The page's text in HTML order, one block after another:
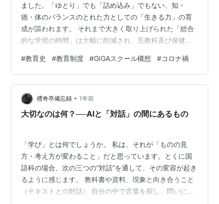
ました。「ゆとり」でも「詰め込み」でもない、知・
徳・体のバランスのとれた力としての「生きる力」の育
成が謳われます。 それまで大きく取り上げられた「総合
的な学習の時間」は大幅に削減され、五教科及び保健体
修となり（小学校）、「特別の教科」としての「道徳」
が登場します。 この中で、教員に対する信頼を取り戻す
ために、政策的にも教員の管理・評価が強化されるよう
になりました。具体的には、教員免許更新制（これは教
員の負担増等の理由により後に廃止になりました）や、
#教育史 #教育制度 #GIGAスクール構想 #コロナ禍
禮奇亭備忘録 • 1年前
大切なのは何？──AIと「対話」の間にあるもの
「学び」とは何でしょうか。 私は、それが「ものの見
方・考え方が変わること」だと思っています。とくに国
語科の場合、次の三つの“対話”を通して、その変容が起き
るように感じます。 教科書や資料、現象と向き合うこと
（テキストとの対話） 自分の中で言葉を探し、問いに向